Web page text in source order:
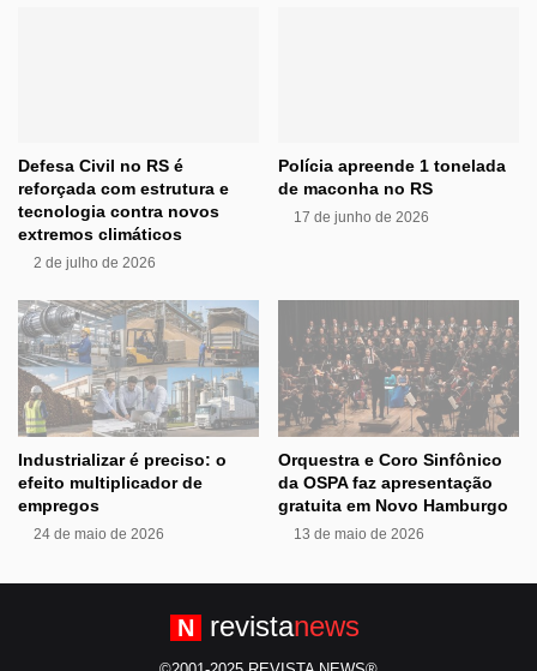
Defesa Civil no RS é
reforçada com estrutura e
tecnologia contra novos
extremos climáticos
2 de julho de 2026
Polícia apreende 1 tonelada
de maconha no RS
17 de junho de 2026
Industrializar é preciso: o
efeito multiplicador de
empregos
24 de maio de 2026
Orquestra e Coro Sinfônico
da OSPA faz apresentação
gratuita em Novo Hamburgo
13 de maio de 2026
N revistanews